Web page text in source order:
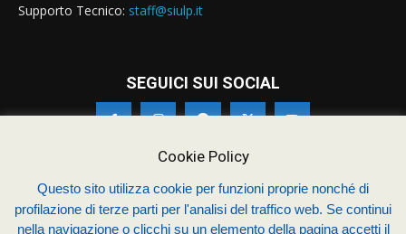
Supporto Tecnico: staff@siulp.it
SEGUICI SUI SOCIAL
© Siulp 2026 - C.F.97014000588 - Realizzato dastudio4s.com
Cookie Policy
Questo sito utilizza cookie per funzioni proprie nonché di
profilazione di terze parti per l'analisi del traffico web. Se continui
nella navigazione o clicchi su un elemento della pagina accetti il